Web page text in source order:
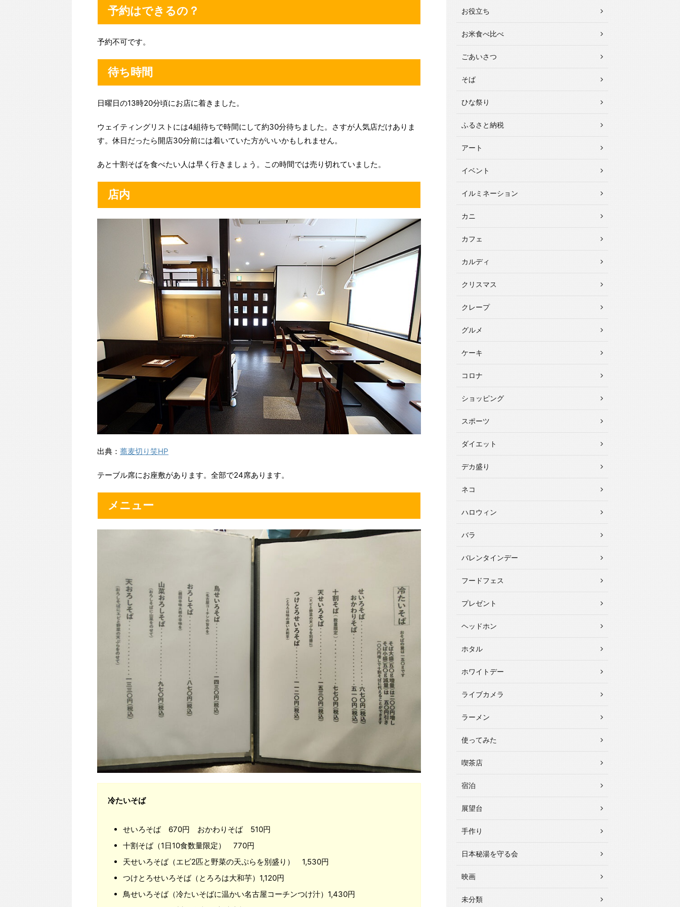
予約はできるの？
予約不可です。
待ち時間
日曜日の13時20分頃にお店に着きました。
ウェイティングリストには4組待ちで時間にして約30分待ちました。さすが人気店だけありま
す。休日だったら開店30分前には着いていた方がいいかもしれません。
あと十割そばを食べたい人は早く行きましょう。この時間では売り切れていました。
店内
出典： 蕎麦切り笑HP
テーブル席にお座敷があります。全部で24席あります。
メニュー
冷たいそば
せいろそば 670円 おかわりそば 510円
十割そば（1日10食数量限定） 770円
天せいろそば（エビ2匹と野菜の天ぷらを別盛り） 1,530円
つけとろせいろそば（とろろは大和芋）1,120円
鳥せいろそば（冷たいそばに温かい名古屋コーチンつけ汁）1,430円
お役立ち
お米食べ比べ
ごあいさつ
そば
ひな祭り
ふるさと納税
アート
イベント
イルミネーション
カニ
カフェ
カルディ
クリスマス
クレープ
グルメ
ケーキ
コロナ
ショッピング
スポーツ
ダイエット
デカ盛り
ネコ
ハロウィン
バラ
バレンタインデー
フードフェス
プレゼント
ヘッドホン
ホタル
ホワイトデー
ライブカメラ
ラーメン
使ってみた
喫茶店
宿泊
展望台
手作り
日本秘湯を守る会
映画
未分類